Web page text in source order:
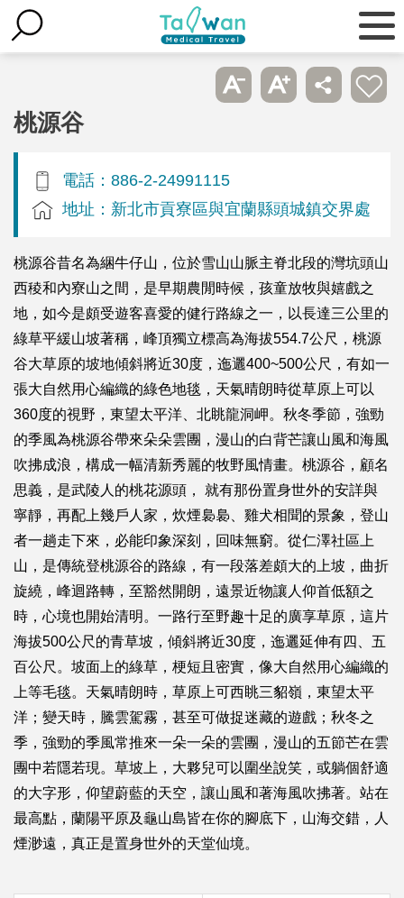
桃源谷
電話：886-2-24991115
地址：新北市貢寮區與宜蘭縣頭城鎮交界處
桃源谷昔名為綑牛仔山，位於雪山山脈主脊北段的灣坑頭山
西稜和內寮山之間，是早期農閒時候，孩童放牧與嬉戲之
地，如今是頗受遊客喜愛的健行路線之一，以長達三公里的
綠草平緩山坡著稱，峰頂獨立標高為海拔554.7公尺，桃源
谷大草原的坡地傾斜將近30度，迤邐400~500公尺，有如一
張大自然用心編織的綠色地毯，天氣晴朗時從草原上可以
360度的視野，東望太平洋、北眺龍洞岬。秋冬季節，強勁
的季風為桃源谷帶來朵朵雲團，漫山的白背芒讓山風和海風
吹拂成浪，構成一幅清新秀麗的牧野風情畫。桃源谷，顧名
思義，是武陵人的桃花源頭， 就有那份置身世外的安詳與
寧靜，再配上幾戶人家，炊煙裊裊、雞犬相聞的景象，登山
者一趟走下來，必能印象深刻，回味無窮。從仁澤社區上
山，是傳統登桃源谷的路線，有一段落差頗大的上坡，曲折
旋繞，峰迴路轉，至豁然開朗，遠景近物讓人仰首低額之
時，心境也開始清明。一路行至野趣十足的廣享草原，這片
海拔500公尺的青草坡，傾斜將近30度，迤邐延伸有四、五
百公尺。坡面上的綠草，梗短且密實，像大自然用心編織的
上等毛毯。天氣晴朗時，草原上可西眺三貂嶺，東望太平
洋；變天時，騰雲駕霧，甚至可做捉迷藏的遊戲；秋冬之
季，強勁的季風常推來一朵一朵的雲團，漫山的五節芒在雲
團中若隱若現。草坡上，大夥兒可以圍坐說笑，或躺個舒適
的大字形，仰望蔚藍的天空，讓山風和著海風吹拂著。站在
最高點，蘭陽平原及龜山島皆在你的腳底下，山海交錯，人
煙渺遠，真正是置身世外的天堂仙境。